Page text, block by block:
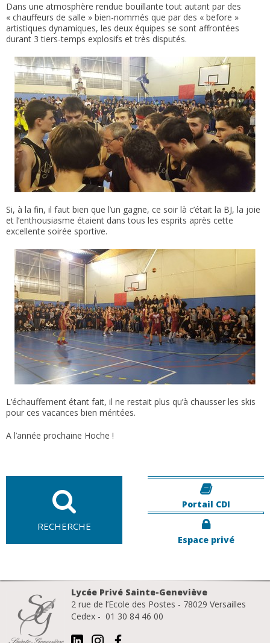
Dans une atmosphère rendue bouillante tout autant par des
« chauffeurs de salle » bien-nommés que par des « before »
artistiques dynamiques, les deux équipes se sont affrontées
durant 3 tiers-temps explosifs et très disputés.
Si, à la fin, il faut bien que l’un gagne, ce soir là c’était la BJ, la joie
et l’enthousiasme étaient dans tous les esprits après cette
excellente soirée sportive.
L’échauffement étant fait, il ne restait plus qu’à chausser les skis
pour ces vacances bien méritées.
A l’année prochaine Hoche !
RECHERCHE
Portail CDI
Espace privé
Lycée Privé Sainte-Geneviève
2 rue de l’Ecole des Postes - 78029 Versailles
Cedex - 01 30 84 46 00